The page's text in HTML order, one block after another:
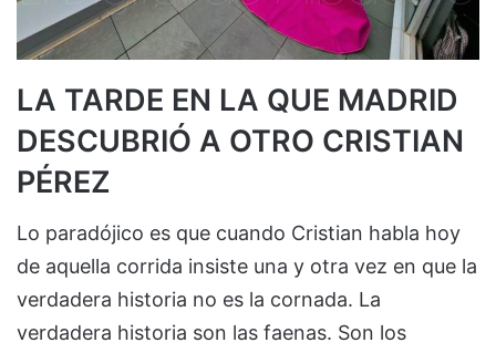
LA TARDE EN LA QUE MADRID
DESCUBRIÓ A OTRO CRISTIAN
PÉREZ
Lo paradójico es que cuando Cristian habla hoy
de aquella corrida insiste una y otra vez en que la
verdadera historia no es la cornada. La
verdadera historia son las faenas. Son los